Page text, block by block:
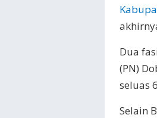
Dua
(PN)
seluas
Selain